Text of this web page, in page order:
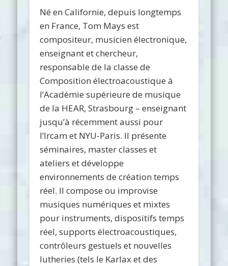
Né en Californie, depuis longtemps
en France, Tom Mays est
compositeur, musicien électronique,
enseignant et chercheur,
responsable de la classe de
Composition électroacoustique à
l’Académie supérieure de musique
de la HEAR, Strasbourg – enseignant
jusqu’à récemment aussi pour
l’Ircam et NYU-Paris. Il présente
séminaires, master classes et
ateliers et développe
environnements de création temps
réel. Il compose ou improvise
musiques numériques et mixtes
pour instruments, dispositifs temps
réel, supports électroacoustiques,
contrôleurs gestuels et nouvelles
lutheries (tels le Karlax et des